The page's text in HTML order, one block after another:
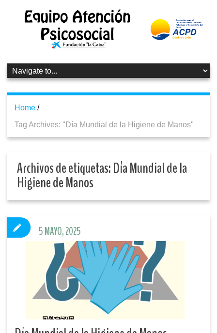
Home /
Tag Archives: "Día Mundial de la Higiene de Manos"
Archivos de etiquetas:Día Mundial de la
Higiene de Manos
5 MAYO, 2025